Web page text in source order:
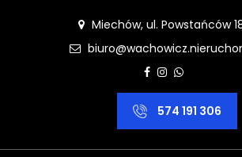
Miechów, ul. Powstańców
574 191 306